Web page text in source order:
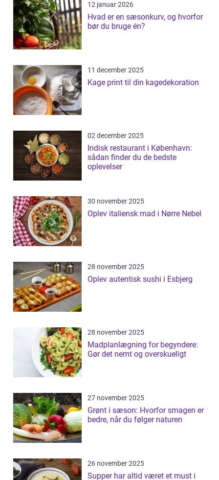
12 januar 2026
Hvad er en sæsonkurv, og hvorfor
bør du bruge én?
11 december 2025
Kage print til din kagedekoration
02 december 2025
Indisk restaurant i København:
sådan finder du de bedste
oplevelser
30 november 2025
Oplev italiensk mad i Nørre Nebel
28 november 2025
Oplev autentisk sushi i Esbjerg
28 november 2025
Madplanlægning for begyndere:
Gør det nemt og overskueligt
27 november 2025
Grønt i sæson: Hvorfor smagen er
bedre, når du følger naturen
26 november 2025
Supper har altid været et must i